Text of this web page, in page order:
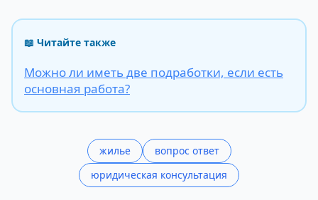
📖 Читайте также
Можно ли иметь две подработки, если есть
основная работа?
жилье
вопрос ответ
юридическая консультация